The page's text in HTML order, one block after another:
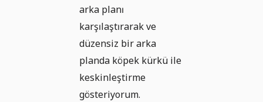
arka planı
karşılaştırarak ve
düzensiz bir arka
planda köpek kürkü ile
keskinleştirme
gösteriyorum.